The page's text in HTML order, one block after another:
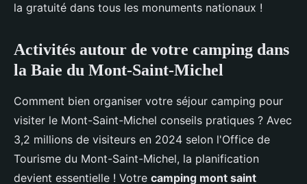
la gratuité dans tous les monuments nationaux !
Activités autour de votre camping dans
la Baie du Mont-Saint-Michel
Comment bien organiser votre séjour camping pour
visiter le Mont-Saint-Michel conseils pratiques ? Avec
3,2 millions de visiteurs en 2024 selon l'Office de
Tourisme du Mont-Saint-Michel, la planification
devient essentielle ! Votre camping mont saint